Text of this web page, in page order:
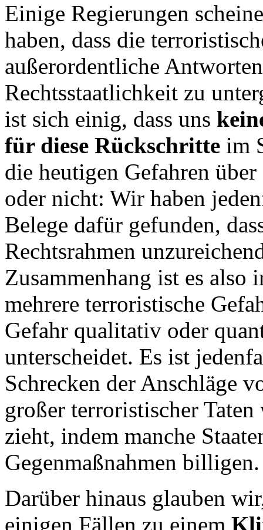
Einige Regierungen
haben, dass die
außerordentliche
Rechtsstaatlichkeit zu
ist sich einig, dass uns
für diese Rückschritte im
die heutigen Gefahren
oder nicht: Wir haben
Belege dafür gefunden,
Rechtsrahmen
Zusammenhang ist es also
mehrere terroristische
Gefahr qualitativ oder
unterscheidet. Es ist
Schrecken der Anschläge
großer terroristischer
zieht, indem manche
Gegenmaßnahmen billigen.
Darüber hinaus glauben
einigen Fällen zu einem